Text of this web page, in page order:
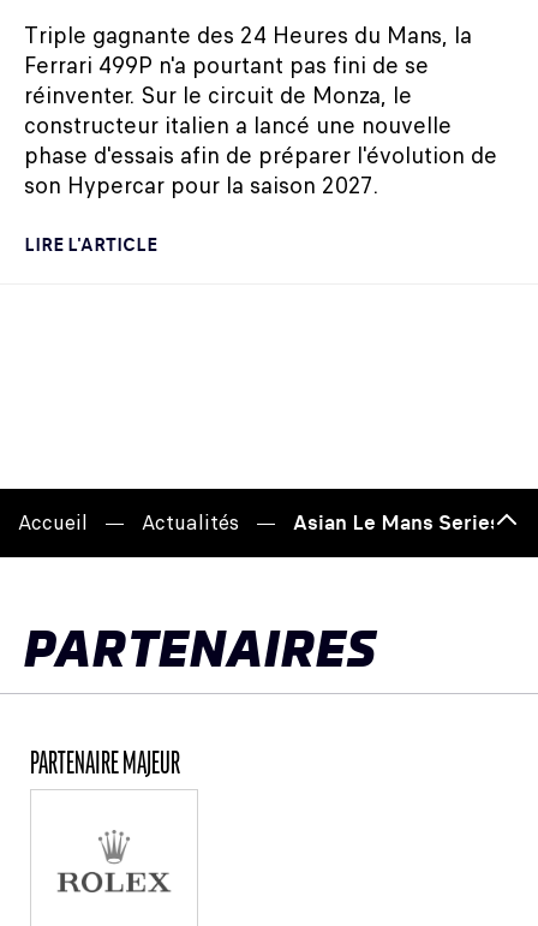
Triple gagnante des 24 Heures du Mans, la
Ferrari 499P n'a pourtant pas fini de se
réinventer. Sur le circuit de Monza, le
constructeur italien a lancé une nouvelle
phase d'essais afin de préparer l'évolution de
son Hypercar pour la saison 2027.
LIRE L'ARTICLE
Accueil Actualités Asian Le Mans Series :
de
PARTENAIRES
PARTENAIRE MAJEUR